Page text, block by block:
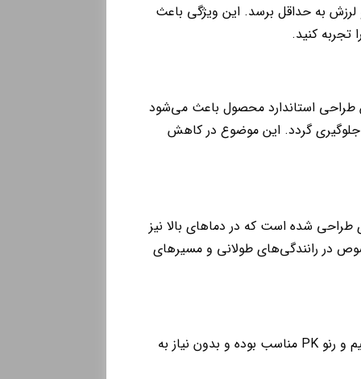
لرزش به حداقل برسد. این ویژگی باعث
تجربه کنید.
طراحی استاندارد محصول باعث می‌شود
گردد. این موضوع در کاهش
طراحی شده است که در دماهای بالا نیز
در رانندگی‌های طولانی و مسیرهای
این محصول برای انواع خودروهای پراید شامل مدل‌های 111، 131، 132، 141، 151، صبا، نسیم و رنو PK مناسب بوده و بدون نیاز به